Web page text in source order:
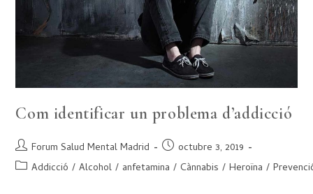
Com identificar un problema d’addicció
Forum Salud Mental Madrid
octubre 3, 2019
Addicció / Alcohol / anfetamina / Cànnabis / Heroïna /